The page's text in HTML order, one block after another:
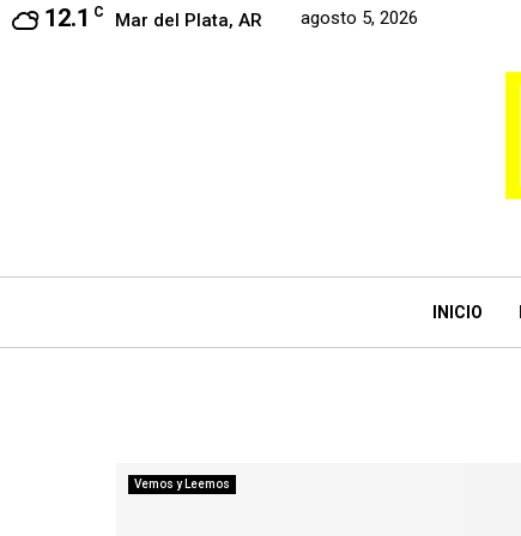
12.1 C Mar del Plata, AR agosto 5, 2026
INICIO
Vemos y Leemos